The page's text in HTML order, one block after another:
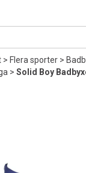
>Flera sporter>
>Solid Boy